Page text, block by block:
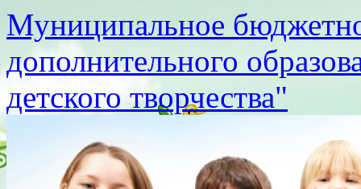
Муниципальное
дополнительного
детского творчества"